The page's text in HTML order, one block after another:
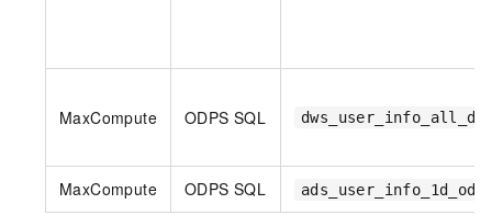
MaxCompute ODPS SQL
MaxCompute ODPS SQL